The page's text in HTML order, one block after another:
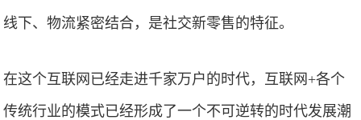
线下、物流紧密结合，是社交新零售的特征。
在这个互联网已经走进千家万户的时代，互联网+各个
传统行业的模式已经形成了一个不可逆转的时代发展潮